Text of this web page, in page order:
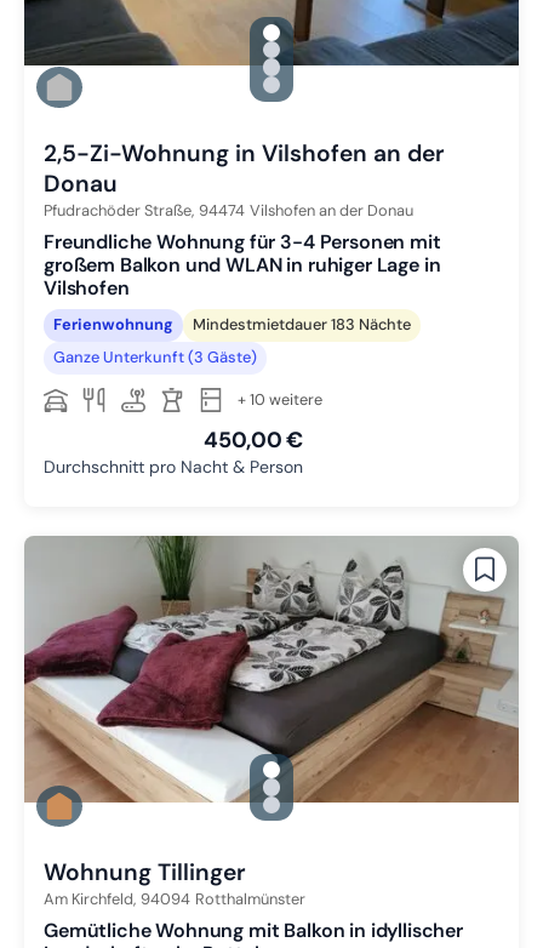
gallery.slide_selector
Zu Slide 1 wechseln
Zu Slide 2 wechseln
Zu Slide 3 wechseln
Zu Slide 4 wechseln
2,5-Zi-Wohnung in Vilshofen an der
Donau
Pfudrachöder Straße, 94474 Vilshofen an der Donau
Freundliche Wohnung für 3-4 Personen mit
großem Balkon und WLAN in ruhiger Lage in
Vilshofen
Ferienwohnung
Mindestmietdauer 183 Nächte
Ganze Unterkunft (3 Gäste)
+ 10 weitere
450,00 €
Durchschnitt pro Nacht & Person
gallery.slide_selector
Zu Slide 1 wechseln
Zu Slide 2 wechseln
Zu Slide 3 wechseln
Wohnung Tillinger
Am Kirchfeld, 94094 Rotthalmünster
Gemütliche Wohnung mit Balkon in idyllischer